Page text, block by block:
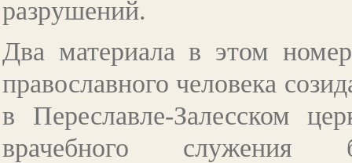
разрушений.
Два материала в этом
православного человека
в Переславле-Залесском
врачебного служения